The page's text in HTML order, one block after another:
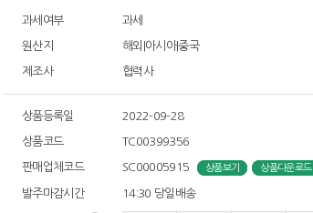
과세여부 과세
원산지 해외|아시아|중국
제조사 협력사
상품등록일 2022-09-28
상품코드 TC00399356
판매업체코드 SC00005915 상품보기 상품다운로드
발주마감시간 14:30 당일배송